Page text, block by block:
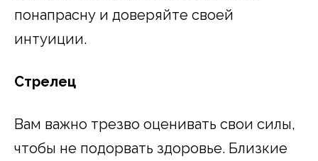
понапрасну и доверяйте своей
интуиции.
Стрелец
Вам важно трезво оценивать свои силы,
чтобы не подорвать здоровье. Близкие